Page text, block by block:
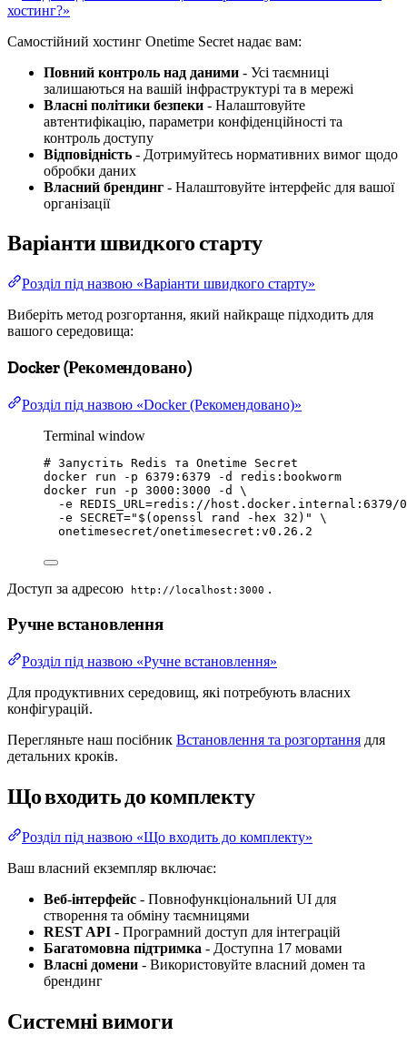
хостинг?»
Самостійний хостинг Onetime Secret надає вам:
Повний контроль над даними - Усі таємниці
залишаються на вашій інфраструктурі та в мережі
Власні політики безпеки - Налаштовуйте
автентифікацію, параметри конфіденційності та
контроль доступу
Відповідність - Дотримуйтесь нормативних вимог щодо
обробки даних
Власний брендинг - Налаштовуйте інтерфейс для вашої
організації
Варіанти швидкого старту
Розділ під назвою «Варіанти швидкого старту»
Виберіть метод розгортання, який найкраще підходить для
вашого середовища:
Docker (Рекомендовано)
Розділ під назвою «Docker (Рекомендовано)»
Terminal window
# Запустіть Redis та Onetime Secret
docker
run -p 6379:6379 -d
redis:bookworm
docker
run -p 3000:3000 -d
\
-e REDIS_URL=redis://host.docker.internal:6379/0
-e
SECRET=" $( openssl rand -hex 32 ) "
\
onetimesecret/onetimesecret:v0.26.2
Доступ за адресою http://localhost:3000 .
Ручне встановлення
Розділ під назвою «Ручне встановлення»
Для продуктивних середовищ, які потребують власних
конфігурацій.
Перегляньте наш посібник Встановлення та розгортання для
детальних кроків.
Що входить до комплекту
Розділ під назвою «Що входить до комплекту»
Ваш власний екземпляр включає:
Веб-інтерфейс - Повнофункціональний UI для
створення та обміну таємницями
REST API - Програмний доступ для інтеграцій
Багатомовна підтримка - Доступна 17 мовами
Власні домени - Використовуйте власний домен та
брендинг
Системні вимоги